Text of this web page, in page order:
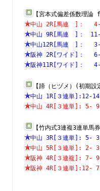
【宮本式偏差係数理
中山 2R[馬連　]
中山 9R[馬連　]：　
中山12R[馬連　]：　
阪神 2R[ワイド]
阪神11R[ワイド]：　
【蹄（ヒヅメ）(初期設
中山 1R[３連単
中山 4R[３連単
【竹内式3連複3連単馬
中山 3R[３連
中山 5R[３連単
阪神 4R[３連複
阪神 4R[３連単